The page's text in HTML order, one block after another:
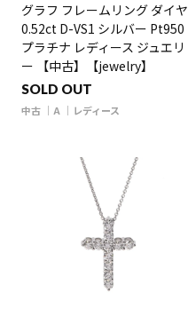
グラフ フレームリング ダイヤ
0.52ct D-VS1 シルバー Pt950
プラチナ レディース ジュエリ
ー 【中古】【jewelry】
SOLD OUT
中古 A レディース